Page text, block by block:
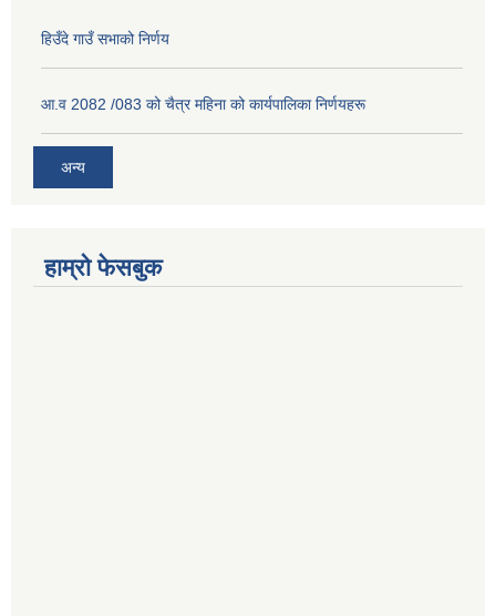
हिउँदे गाउँ सभाको निर्णय
आ.व 2082 /083 को चैत्र महिना को कार्यपालिका निर्णयहरू
अन्य
हाम्रो फेसबुक